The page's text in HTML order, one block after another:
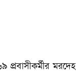
মরদেহ